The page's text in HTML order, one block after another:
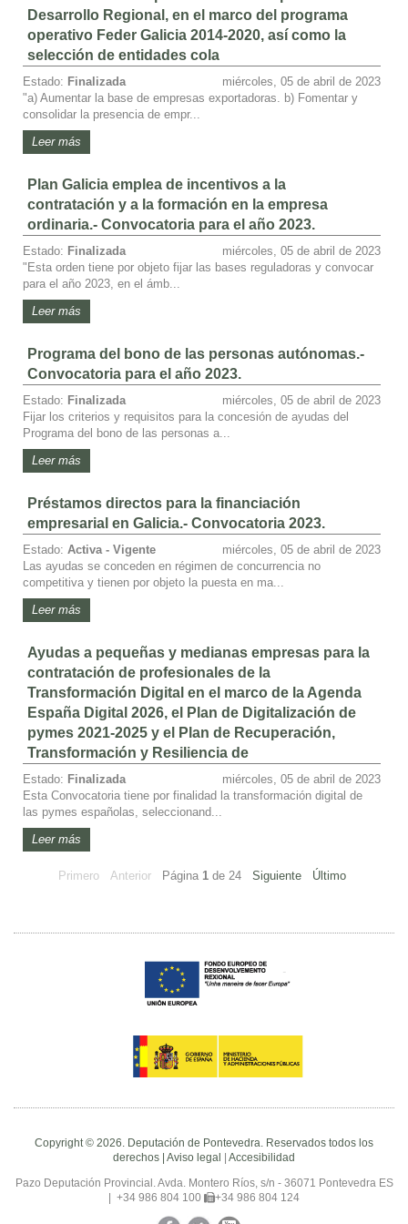
Desarrollo Regional, en el marco del programa
operativo Feder Galicia 2014-2020, así como la
selección de entidades cola
Estado: Finalizada
miércoles, 05 de abril de 2023
"a) Aumentar la base de empresas exportadoras. b) Fomentar y
consolidar la presencia de empr...
Leer más
Plan Galicia emplea de incentivos a la
contratación y a la formación en la empresa
ordinaria.- Convocatoria para el año 2023.
Estado: Finalizada
miércoles, 05 de abril de 2023
"Esta orden tiene por objeto fijar las bases reguladoras y convocar
para el año 2023, en el ámb...
Leer más
Programa del bono de las personas autónomas.-
Convocatoria para el año 2023.
Estado: Finalizada
miércoles, 05 de abril de 2023
Fijar los criterios y requisitos para la concesión de ayudas del
Programa del bono de las personas a...
Leer más
Préstamos directos para la financiación
empresarial en Galicia.- Convocatoria 2023.
Estado: Activa - Vigente
miércoles, 05 de abril de 2023
Las ayudas se conceden en régimen de concurrencia no
competitiva y tienen por objeto la puesta en ma...
Leer más
Ayudas a pequeñas y medianas empresas para la
contratación de profesionales de la
Transformación Digital en el marco de la Agenda
España Digital 2026, el Plan de Digitalización de
pymes 2021-2025 y el Plan de Recuperación,
Transformación y Resiliencia de
Estado: Finalizada
miércoles, 05 de abril de 2023
Esta Convocatoria tiene por finalidad la transformación digital de
las pymes españolas, seleccionand...
Leer más
Primero Anterior Página 1de 24 Siguiente Último
Copyright © 2026. Deputación de Pontevedra. Reservados todos los
derechos | Aviso legal Accesibilidad
Pazo Deputación Provincial. Avda. Montero Ríos, s/n - 36071 Pontevedra ES
+34 986 804 100
+34 986 804 124